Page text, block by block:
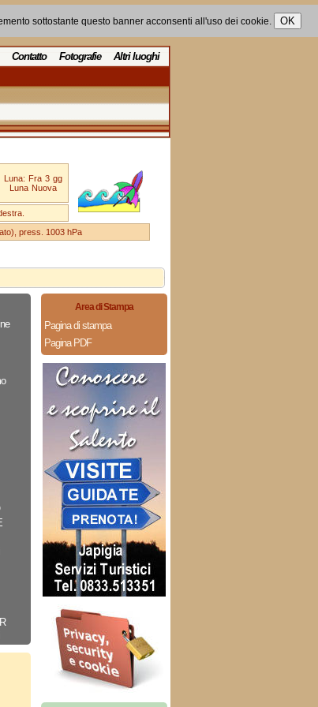
sottostante questo banner acconsenti all'uso dei cookie.
Contatto Fotografie Altri luoghi
Luna: Fra 3 gg
Luna Nuova
press. 1003 hPa
Area di Stampa
Pagina di stampa
Pagina PDF